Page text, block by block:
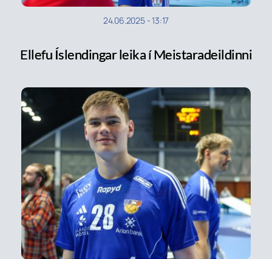
24.06.2025-13:17
Ellefu Íslendingar leika í Meistaradeildinni